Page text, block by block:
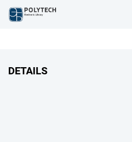
DETAILS